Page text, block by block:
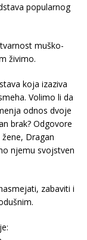
popularnog
muško-
živimo.
koja izaziva
Volimo li da
odnos dvoje
brak? Odgovore
Dragan
njemu svojstven
zabaviti i